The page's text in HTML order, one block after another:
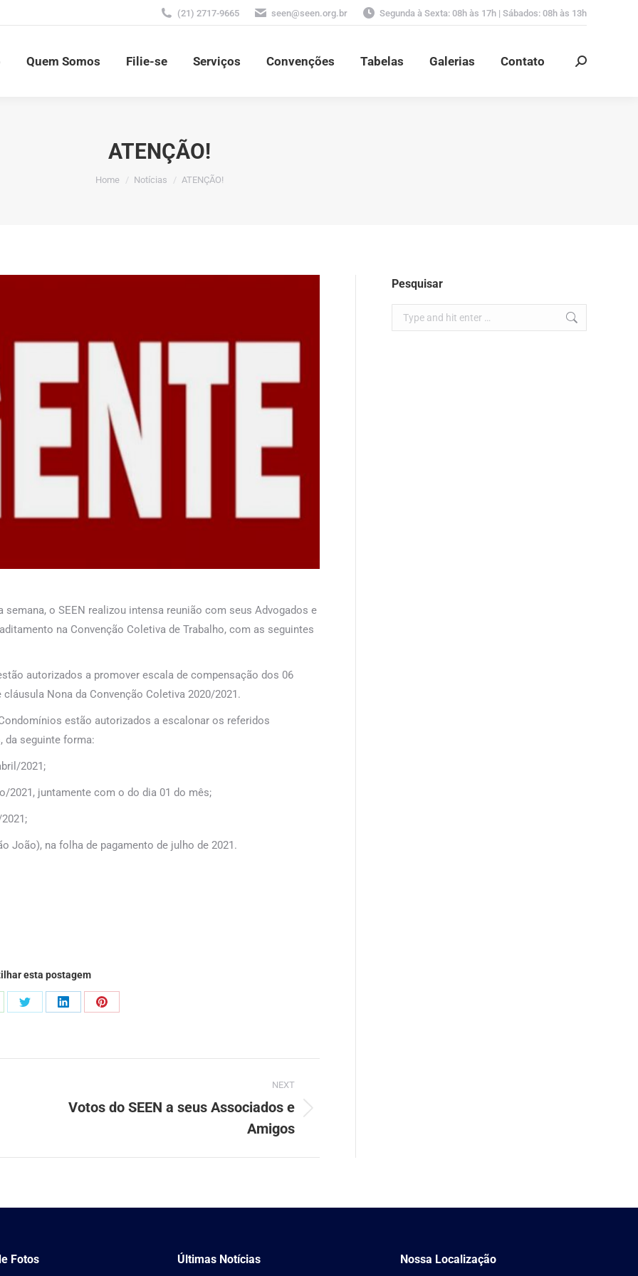
(21) 2717-9665 seen@seen.org.br Segunda à Sexta: 08h às 17h | Sábados: 08h às 13h
Quem Somos Filie-se Serviços Convenções Tabelas Galerias Contato Search:
ATENÇÃO!
You are here:
Home Notícias ATENÇÃO!
o SEEN realizou intensa reunião com seus Advogados e
na Convenção Coletiva de Trabalho, com as seguintes
autorizados a promover escala de compensação dos 06
Nona da Convenção Coletiva 2020/2021.
estão autorizados a escalonar os referidos
da seguinte forma:
2021;
2021, juntamente com o do dia 01 do mês;
João), na folha de pagamento de julho de 2021.
esta postagem
Share
Share
Share
NEXT
Votos do SEEN a seus Associados e
Amigos
Pesquisar
Search:
Fotos Últimas Notícias Nossa Localização
Quem Somos Filie-se Serviços Convenções Tabelas Galerias Contato Search: